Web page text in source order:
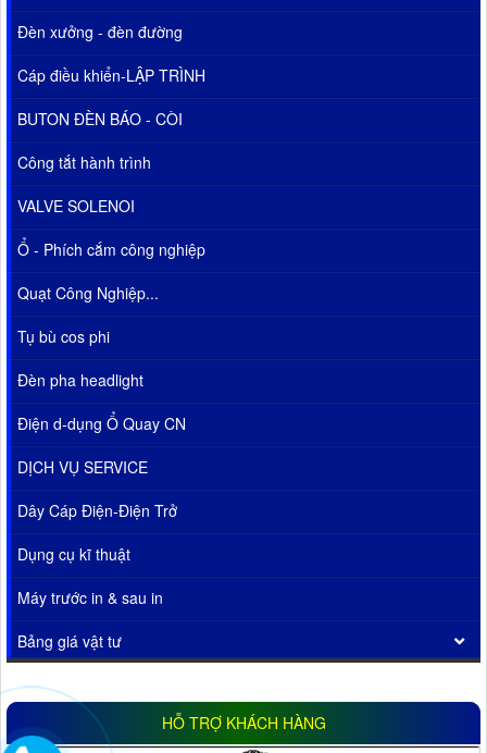
Đèn xưởng - đèn đường
Cáp điều khiển-LẬP TRÌNH
BUTON ĐÈN BÁO - CÒI
Công tắt hành trình
VALVE SOLENOI
Ổ - Phích cắm công nghiệp
Quạt Công Nghiệp...
Tụ bù cos phi
Đèn pha headlight
Điện d-dụng Ổ Quay CN
DỊCH VỤ SERVICE
Dây Cáp Điện-Điện Trở
Dụng cụ kĩ thuật
Máy trước in & sau in
Bảng giá vật tư
HỖ TRỢ KHÁCH HÀNG